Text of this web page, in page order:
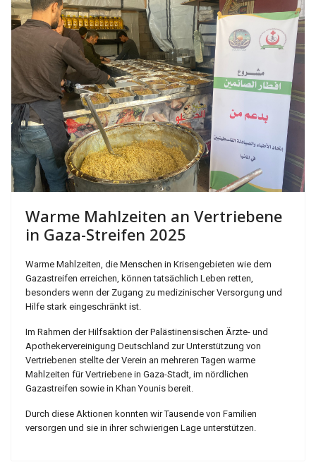
Warme Mahlzeiten an Vertriebene
in Gaza-Streifen 2025
Warme Mahlzeiten, die Menschen in Krisengebieten wie dem
Gazastreifen erreichen, können tatsächlich Leben retten,
besonders wenn der Zugang zu medizinischer Versorgung und
Hilfe stark eingeschränkt ist.
Im Rahmen der Hilfsaktion der Palästinensischen Ärzte- und
Apothekervereinigung Deutschland zur Unterstützung von
Vertriebenen stellte der Verein an mehreren Tagen warme
Mahlzeiten für Vertriebene in Gaza-Stadt, im nördlichen
Gazastreifen sowie in Khan Younis bereit.
Durch diese Aktionen konnten wir Tausende von Familien
versorgen und sie in ihrer schwierigen Lage unterstützen.